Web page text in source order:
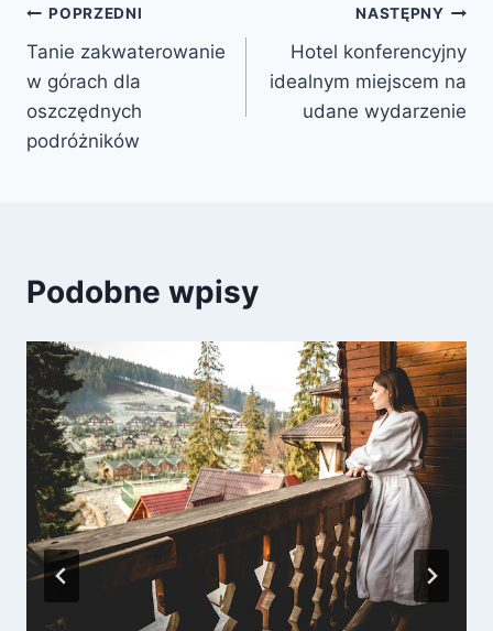
Nawigacja
wpisu
POPRZEDNI
Tanie zakwaterowanie
w górach dla
oszczędnych
podróżników
NASTĘPNY
Hotel konferencyjny
idealnym miejscem na
udane wydarzenie
Podobne wpisy